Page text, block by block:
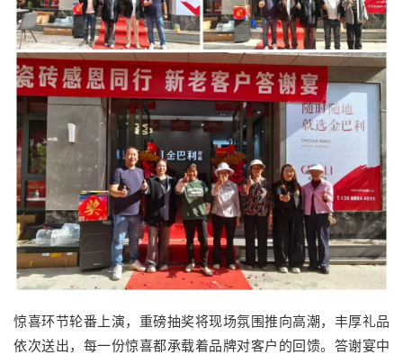
惊喜环节轮番上演，重磅抽奖将现场氛围推向高潮，丰厚礼品
依次送出，每一份惊喜都承载着品牌对客户的回馈。答谢宴中